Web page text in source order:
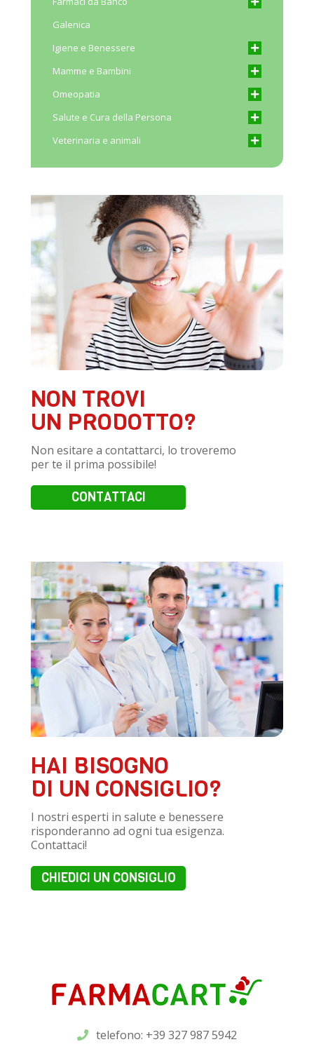
Galenica
Igiene e Benessere
Mamme e Bambini
Omeopatia
Salute e Cura della Persona
Veterinaria e animali
NON TROVI
UN PRODOTTO?
Non esitare a contattarci, lo troveremo
per te il prima possibile!
CONTATTACI
HAI BISOGNO
DI UN CONSIGLIO?
I nostri esperti in salute e benessere
risponderanno ad ogni tua esigenza.
Contattaci!
CHIEDICI UN CONSIGLIO
telefono: +39 327 987 5942